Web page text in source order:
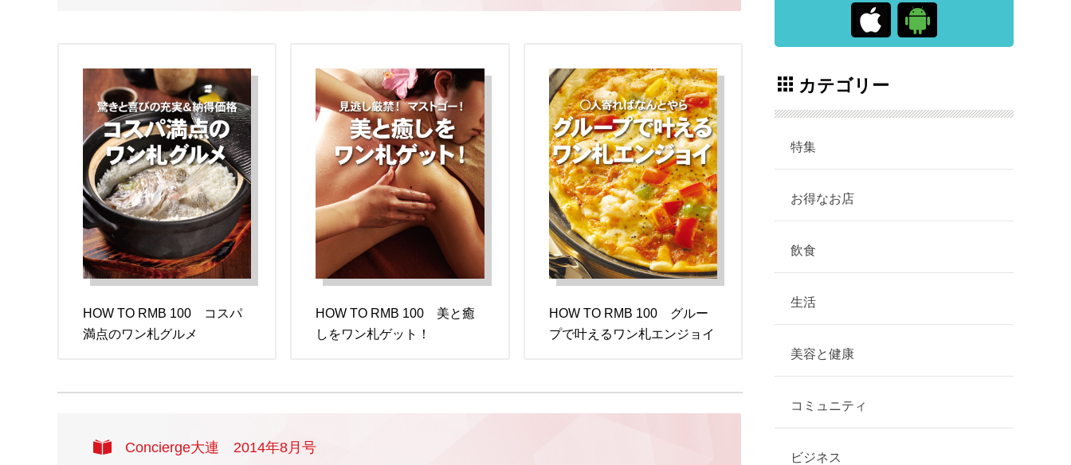
HOW TO RMB 100 コスパ
満点のワン札グルメ
HOW TO RMB 100 美と癒
しをワン札ゲット！
HOW TO RMB 100 グルー
プで叶えるワン札エンジョイ
Concierge大連 2014年8月号
カテゴリー
特集
お得なお店
飲食
生活
美容と健康
コミュニティ
ビジネス